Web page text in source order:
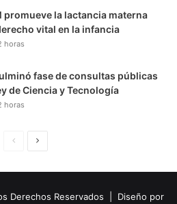
promueve la lactancia materna
vital en la infancia
horas
fase de consultas públicas
de Ciencia y Tecnología
horas
i
u
Derechos Reservados | Diseño por